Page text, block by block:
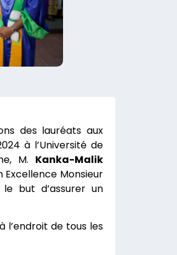
des lauréats aux
à l’Université de
M. Kanka-Malik
Excellence Monsieur
but d’assurer un
l’endroit de tous les